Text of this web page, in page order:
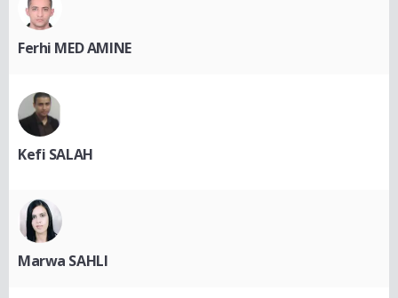
Ferhi MED AMINE
Kefi SALAH
Marwa SAHLI